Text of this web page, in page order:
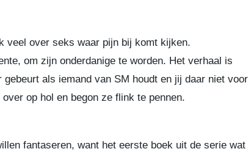
veel over seks waar pijn bij komt kijken.
om zijn onderdanige te worden. Het verhaal is
als iemand van SM houdt en jij daar niet voor
op hol en begon ze flink te pennen.
fantaseren, want het eerste boek uit de serie wat